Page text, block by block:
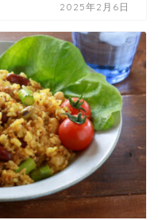
2025年2月6日